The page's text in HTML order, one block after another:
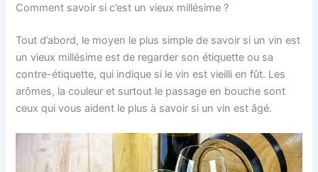
Comment savoir si c’est un vieux millésime ?
Tout d’abord, le moyen le plus simple de savoir si un vin est
un vieux millésime est de regarder son étiquette ou sa
contre-étiquette, qui indique si le vin est vieilli en fût. Les
arômes, la couleur et surtout le passage en bouche sont
ceux qui vous aident le plus à savoir si un vin est âgé.